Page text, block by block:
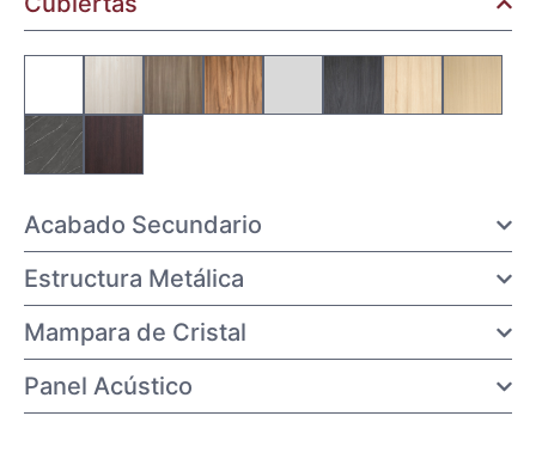
Acabado Secundario
Estructura Metálica
Mampara de Cristal
Panel Acústico